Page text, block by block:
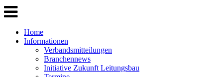
Home
Informationen
Verbandsmitteilungen
Branchennews
Initiative Zukunft Leitungsbau